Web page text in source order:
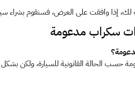
إذا وافقت على العرض، فسنقوم بشراء
سكراب مدعومة
حسب الحالة القانونية للسيارة، ولكن بشكل